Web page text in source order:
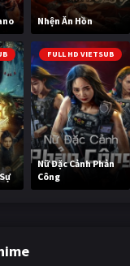
Nhện Ăn Hồn
FULL HD VIETSUB
Nữ Đặc Cảnh Phản
Công